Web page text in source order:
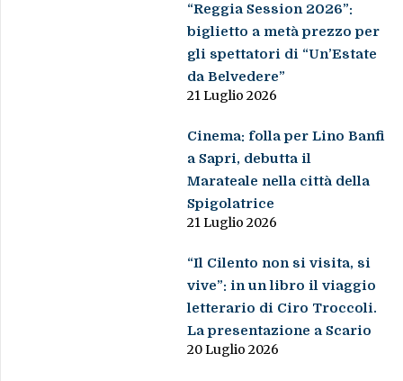
“Reggia Session 2026”:
biglietto a metà prezzo per
gli spettatori di “Un’Estate
da Belvedere”
21 Luglio 2026
Cinema: folla per Lino Banfi
a Sapri, debutta il
Marateale nella città della
Spigolatrice
21 Luglio 2026
“Il Cilento non si visita, si
vive”: in un libro il viaggio
letterario di Ciro Troccoli.
La presentazione a Scario
20 Luglio 2026